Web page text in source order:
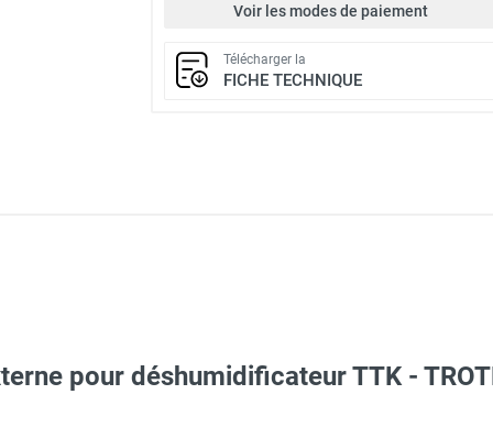
Voir les modes de paiement
Télécharger la
FICHE TECHNIQUE
pour déshumidificateur TTK -